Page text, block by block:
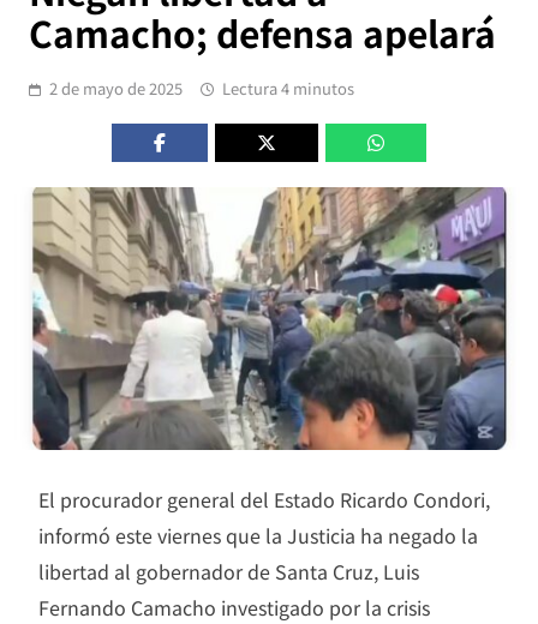
Camacho; defensa apelará
2 de mayo de 2025 Lectura 4 minutos
El procurador general del Estado Ricardo Condori,
informó este viernes que la Justicia ha negado la
libertad al gobernador de Santa Cruz, Luis
Fernando Camacho investigado por la crisis